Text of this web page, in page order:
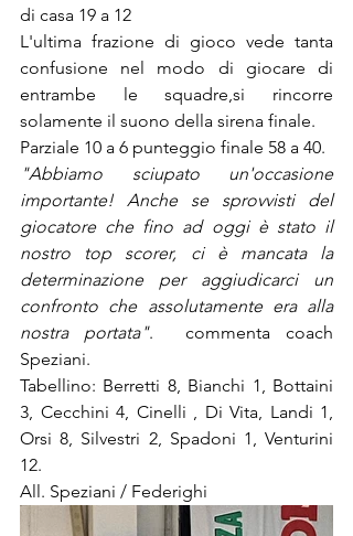
di casa 19 a 12
L'ultima frazione di gioco vede tanta
confusione nel modo di giocare di
entrambe le squadre,si rincorre
solamente il suono della sirena finale.
Parziale 10 a 6 punteggio finale 58 a 40.
"Abbiamo sciupato un'occasione
importante! Anche se sprovvisti del
giocatore che fino ad oggi è stato il
nostro top scorer, ci è mancata la
determinazione per aggiudicarci un
confronto che assolutamente era alla
nostra portata".  commenta coach
Speziani.
Tabellino: Berretti 8, Bianchi 1, Bottaini
3, Cecchini 4, Cinelli , Di Vita, Landi 1,
Orsi 8, Silvestri 2, Spadoni 1, Venturini
12.
All. Speziani / Federighi